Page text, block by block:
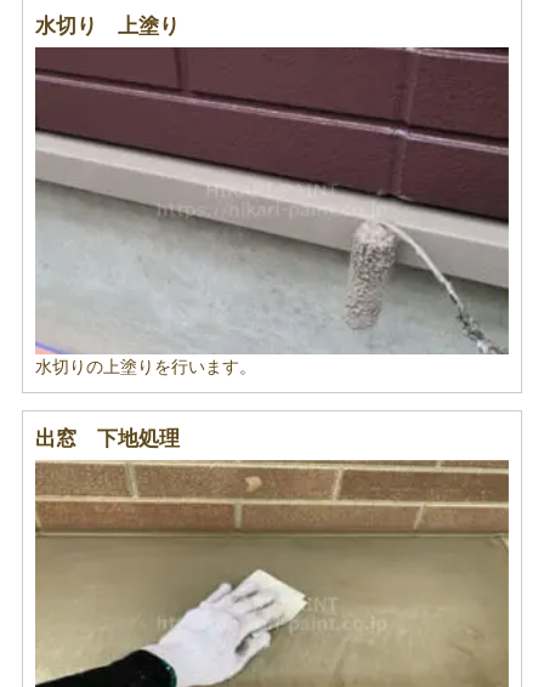
水切り 上塗り
水切りの上塗りを行います。
出窓 下地処理